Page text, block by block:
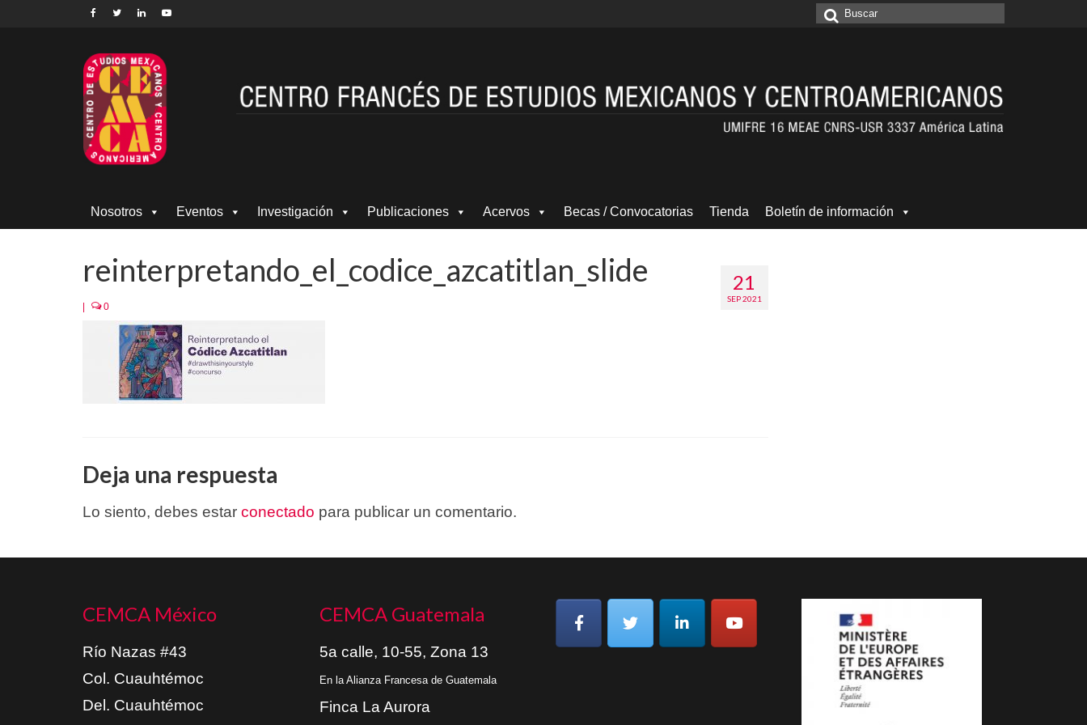
Buscar
Nosotros Eventos Investigación Publicaciones Acervos Becas / Convocatorias Tienda Boletín de información
21
SEP 2021
reinterpretando_el_codice_azcatitlan_slide
| 0
Deja una respuesta
Lo siento, debes estar conectado para publicar un comentario.
CEMCA México
Río Nazas #43
Col. Cuauhtémoc
Del. Cuauhtémoc
CEMCA Guatemala
5a calle, 10-55, Zona 13
En la Alianza Francesa de Guatemala
Finca La Aurora